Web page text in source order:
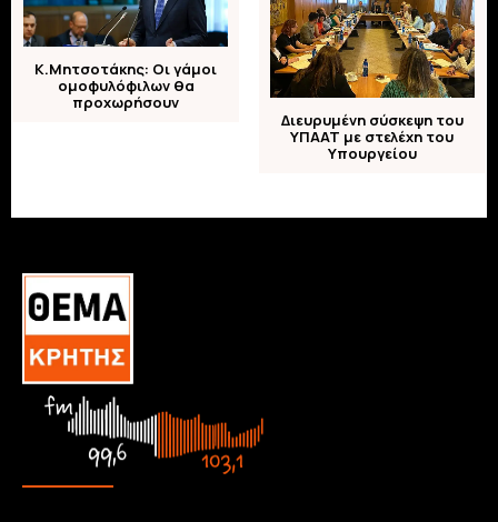
K.Μητσοτάκης: Οι γάμοι
ομοφυλόφιλων θα
προχωρήσουν
Διευρυμένη σύσκεψη του
ΥΠΑΑΤ με στελέχη του
Υπουργείου